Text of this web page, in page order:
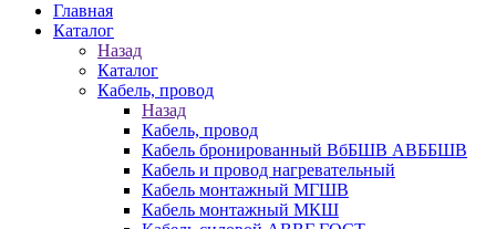
Главная
Каталог
Назад
Каталог
Кабель, провод
Назад
Кабель, провод
Кабель бронированный ВбБШВ АВББШВ
Кабель и провод нагревательный
Кабель монтажный МГШВ
Кабель монтажный МКШ